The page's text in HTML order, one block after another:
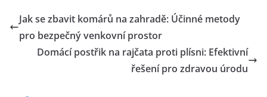
Jak se zbavit komárů na zahradě: Účinné metody
pro bezpečný venkovní prostor
Domácí postřik na rajčata proti plísni: Efektivní
řešení pro zdravou úrodu